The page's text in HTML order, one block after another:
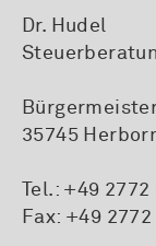
Dr. Hudel
35745
Tel.: +49 2772
Fax: +49